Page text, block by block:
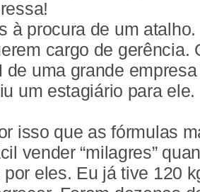
à procura de um
cargo de gerência.
de uma grande
um estagiário para
isso que as fórmulas
vender “milagres”
eles. Eu já tive 120